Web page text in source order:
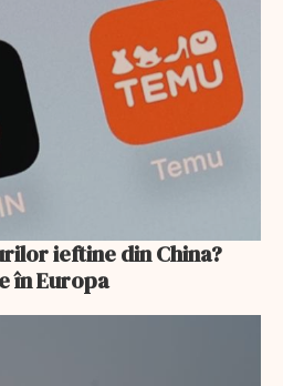
ieftine din China?
în Europa